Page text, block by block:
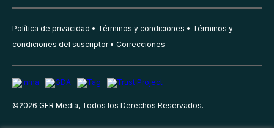
Política de privacidad Términos y condiciones
Términos y
condiciones del suscriptor
Correcciones
©2026 GFR Media, Todos los Derechos Reservados.